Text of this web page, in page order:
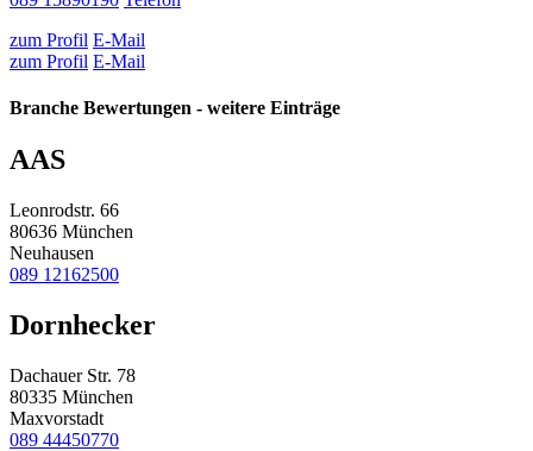
zum Profil E-Mail
zum Profil E-Mail
Branche Bewertungen - weitere Einträge
AAS
Leonrodstr. 66
80636 München
Neuhausen
089 12162500
Dornhecker
Dachauer Str. 78
80335 München
Maxvorstadt
089 44450770